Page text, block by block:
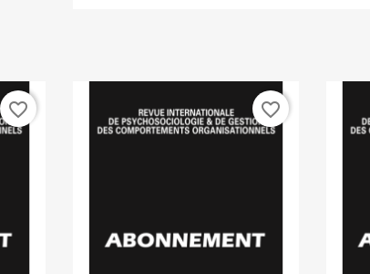
favorite_border favorite_border